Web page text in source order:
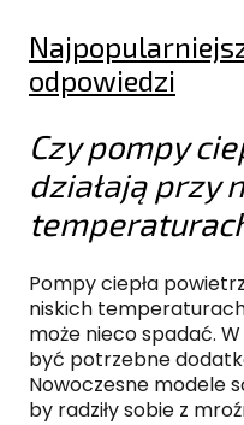
odpowiedzi
Czy pompy
działają przy
Pompy ciepła
niskich
może nieco spadać.
być potrzebne
Nowoczesne modele
by radziły sobie z